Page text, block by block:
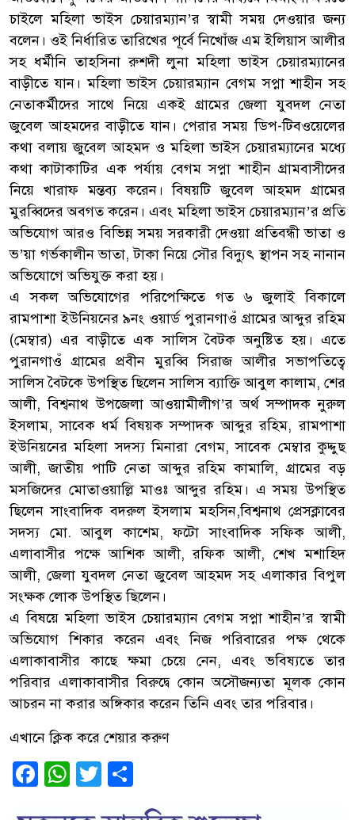
চাইলে মহিলা ভাইস চেয়ারম্যান’র স্বামী সময় দেওয়ার জন্য
বলেন। ওই নির্ধারিত তারিখের পূর্বে নিখোঁজ এম ইলিয়াস আলীর
সহ ধর্মীনি তাহসিনা রুশদী লুনা মহিলা ভাইস চেয়ারম্যানের
বাড়ীতে যান। মহিলা ভাইস চেয়ারম্যান বেগম সপ্না শাহীন সহ
নেতাকর্মীদের সাথে নিয়ে একই গ্রামের জেলা যুবদল নেতা
জুবেল আহমদের বাড়ীতে যান। পেরার সময় ডিপ-টিবওয়েলের
কথা বলায় জুবেল আহমদ ও মহিলা ভাইস চেয়ারম্যানের মধ্যে
কথা কাটাকাটির এক পর্যায় বেগম সপ্না শাহীন গ্রামবাসীদের
নিয়ে খারাফ মন্তব্য করেন। বিষয়টি জুবেল আহমদ গ্রামের
মুরব্বিদের অবগত করেন। এবং মহিলা ভাইস চেয়ারম্যান’র প্রতি
অভিযোগ আরও বিভিন্ন সময় সরকারী দেওয়া প্রতিবন্ধী ভাতা ও
ভ’য়া গর্ভকালীন ভাতা, টাকা নিয়ে সৌর বিদ্যুৎ স্থাপন সহ নানান
অভিযোগে অভিযুক্ত করা হয়।
এ সকল অভিযোগের পরিপেক্ষিতে গত ৬ জুলাই বিকালে
রামপাশা ইউনিয়নের ৯নং ওয়ার্ড পুরানগাওঁ গ্রামের আব্দুর রহিম
(মেম্বার) এর বাড়ীতে এক সালিস বৈটক অনুষ্টিত হয়। এতে
পুরানগাওঁ গ্রামের প্রবীন মুরব্বি সিরাজ আলীর সভাপতিত্বে
সালিস বৈটকে উপস্থিত ছিলেন সালিস ব্যাক্তি আবুল কালাম, শের
আলী, বিশ্বনাথ উপজেলা আওয়ামীলীগ’র অর্থ সম্পাদক নুরুল
ইসলাম, সাবেক ধর্ম বিষয়ক সম্পাদক আব্দুর রহিম, রামপাশা
ইউনিয়নের মহিলা সদস্য মিনারা বেগম, সাবেক মেম্বার কুদ্দুছ
আলী, জাতীয় পাটি নেতা আব্দুর রহিম কামালি, গ্রামের বড়
মসজিদের মোতাওয়াল্লি মাওঃ আব্দুর রহিম। এ সময় উপস্থিত
ছিলেন সাংবাদিক বদরুল ইসলাম মহসিন,বিশ্বনাথ প্রেসক্লাবের
সদস্য মো. আবুল কাশেম, ফটো সাংবাদিক সফিক আলী,
এলাবাসীর পক্ষে আশিক আলী, রফিক আলী, শেখ মশাহিদ
আলী, জেলা যুবদল নেতা জুবেল আহমদ সহ এলাকার বিপুল
সংক্ষক লোক উপস্থিত ছিলেন।
এ বিষয়ে মহিলা ভাইস চেয়ারম্যান বেগম সপ্না শাহীন’র স্বামী
অভিযোগ শিকার করেন এবং নিজ পরিবারের পক্ষ থেকে
এলাকাবাসীর কাছে ক্ষমা চেয়ে নেন, এবং ভবিষ্যতে তার
পরিবার এলাকাবাসীর বিরুদ্বে কোন অসৌজন্যতা মূলক কোন
আচরন না করার অঙ্গিকার করেন তিনি এবং তার পরিবার।
এখানে ক্লিক করে শেয়ার করুণ
Facebook
WhatsApp
Twitter